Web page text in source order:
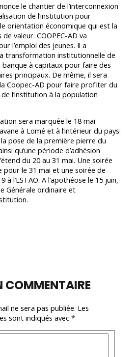
le chantier de l’interconnexion
de l’institution pour
orientation économique qui est la
valeur. COOPEC-AD va
l’emploi des jeunes. Il a
transformation institutionnelle de
banque à capitaux pour faire des
principaux. De même, il sera
Coopec-AD pour faire profiter du
l’institution à la population
sera marquée le 18 mai
à Lomé et à l’intérieur du pays.
pose de la première pierre du
qu’une période d’adhésion
du 20 au 31 mai. Une soirée
pour le 31 mai et une soirée de
à l’ESTAO. A l’apothéose le 15 juin,
Générale ordinaire et
COMMENTAIRE
ne sera pas publiée. Les
sont indiqués avec*